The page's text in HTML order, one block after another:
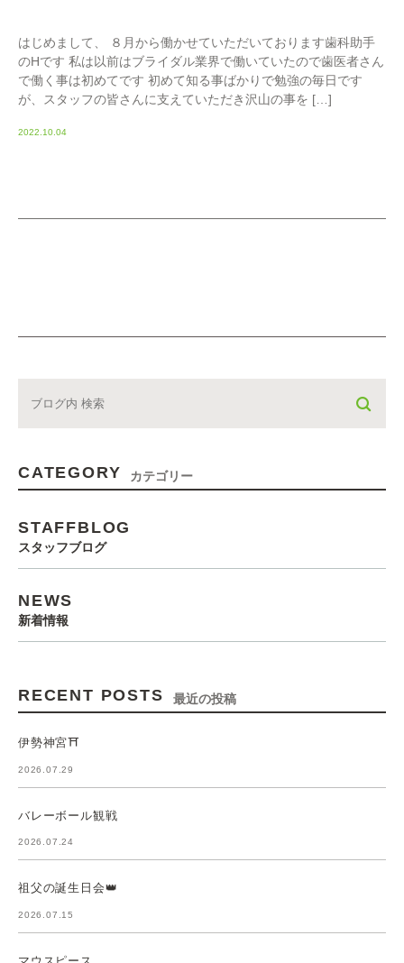
はじめまして、 ８月から働かせていただいております歯科助手
のHです 私は以前はブライダル業界で働いていたので歯医者さん
で働く事は初めてです 初めて知る事ばかりで勉強の毎日です
が、スタッフの皆さんに支えていただき沢山の事を […]
2022.10.04
CATEGORY カテゴリー
STAFFBLOG
スタッフブログ
NEWS
新着情報
RECENT POSTS 最近の投稿
伊勢神宮⛩️
2026.07.29
バレーボール観戦
2026.07.24
祖父の誕生日会👑
2026.07.15
マウスピース